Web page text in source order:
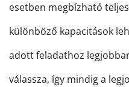
esetben megbízható
különböző kapacitások
adott feladathoz
válassza, így mindig a